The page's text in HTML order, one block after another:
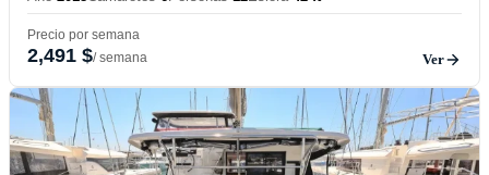
Precio por semana
2,491 $/ semana Ver